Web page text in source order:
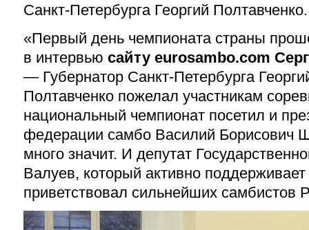
Санкт-Петербурга Георгий Полтавченко.
«Первый день чемпионата страны
в интервью сайту eurosambo.com
— Губернатор Санкт-Петербурга
Полтавченко пожелал участникам
национальный чемпионат посетил и
федерации самбо Василий Борисович
много значит. И депутат
Валуев, который активно
приветствовал сильнейших самбистов